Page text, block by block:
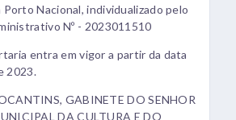
Porto Nacional, individualizado pelo
Nº - 2023011510
entra em vigor a partir da data
2023.
GABINETE DO SENHOR
DA CULTURA E DO